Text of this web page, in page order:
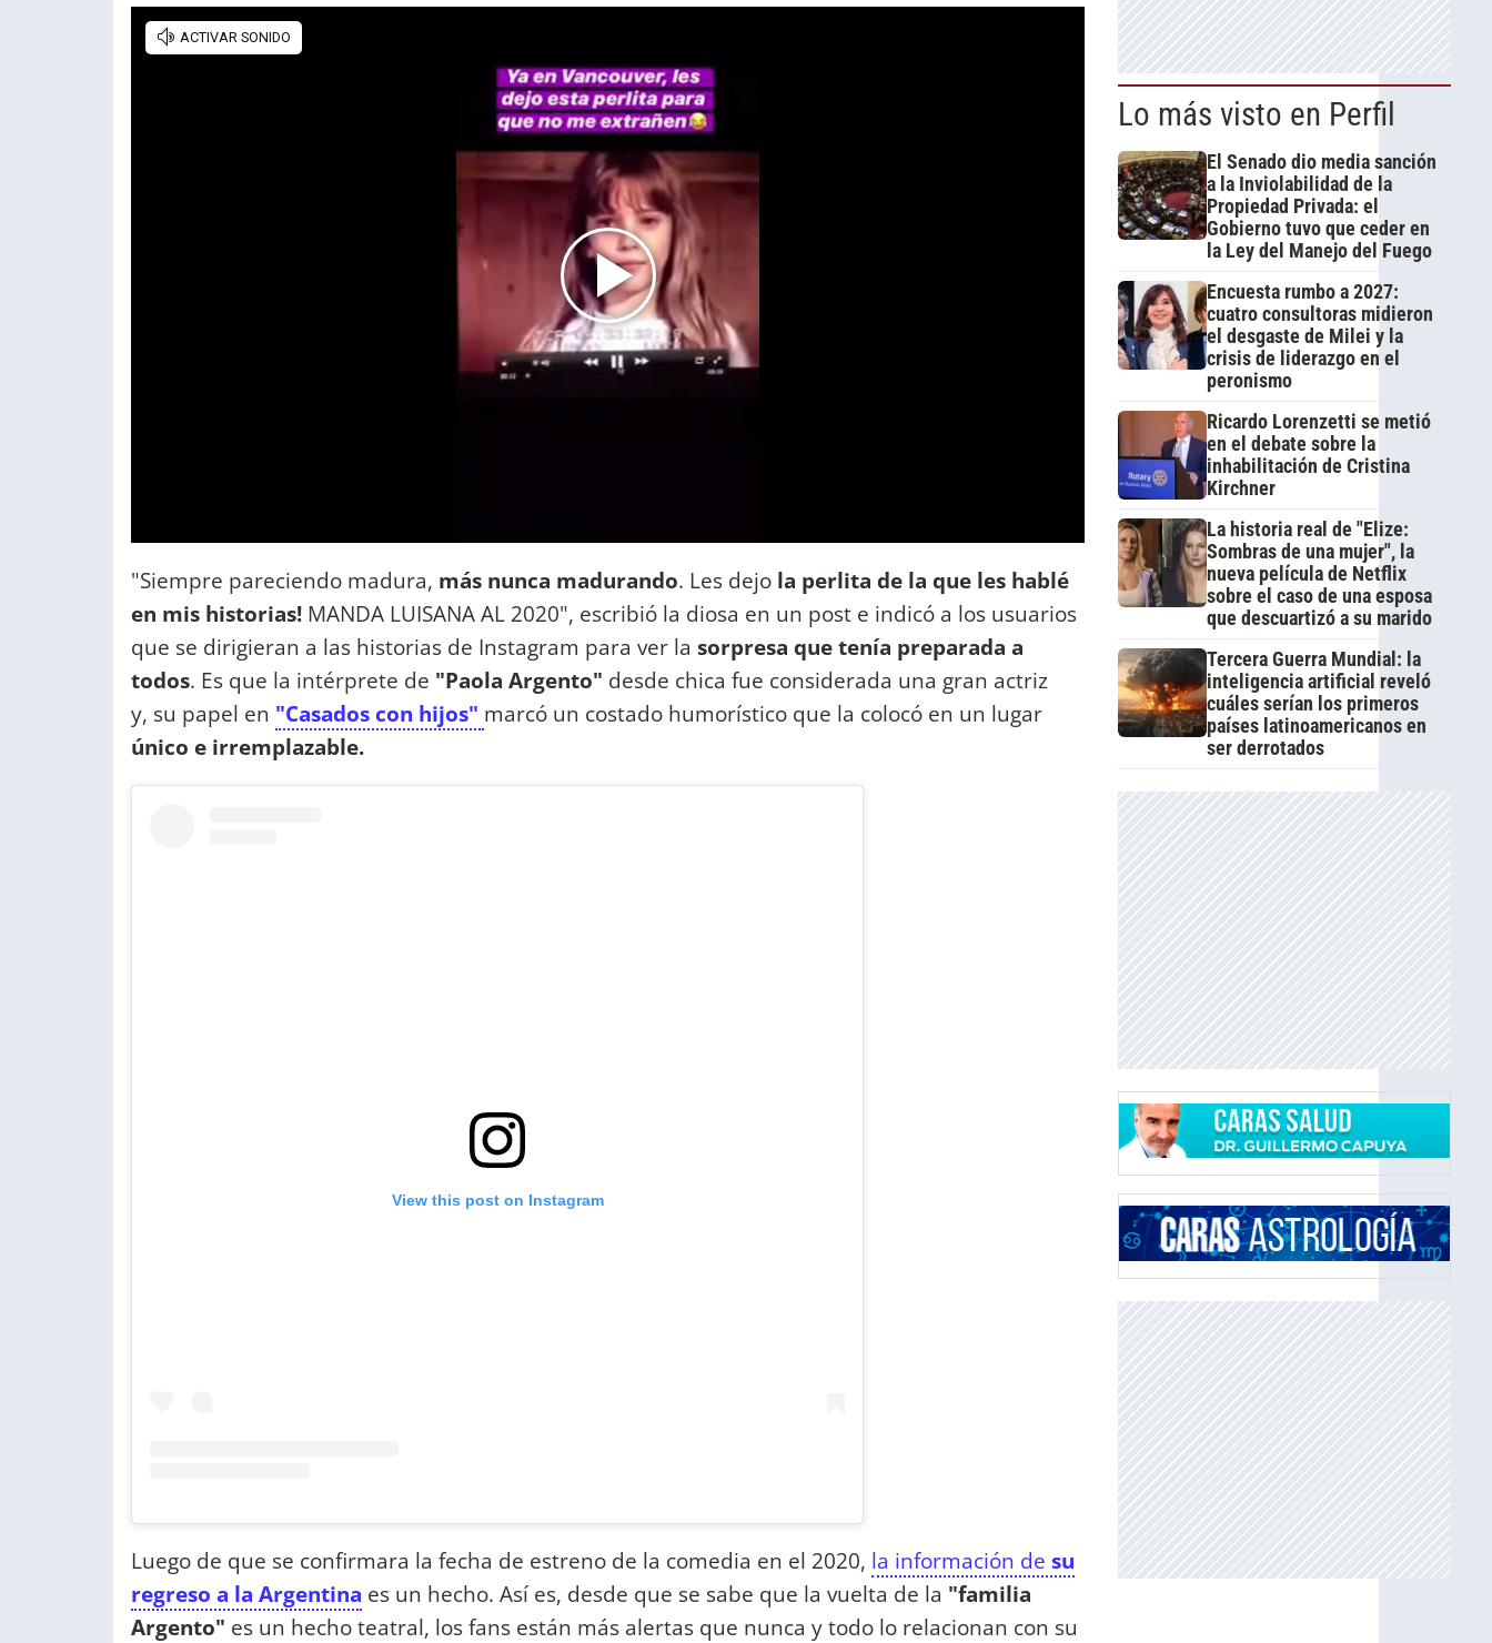
"Siempre pareciendo madura, más nunca madurando. Les dejo la perlita de la que les hablé
en mis historias! MANDA LUISANA AL 2020", escribió la diosa en un post e indicó a los usuarios
que se dirigieran a las historias de Instagram para ver la sorpresa que tenía preparada a
todos. Es que la intérprete de "Paola Argento" desde chica fue considerada una gran actriz
y, su papel en "Casados con hijos" marcó un costado humorístico que la colocó en un lugar
único e irremplazable.
View this post on Instagram
Luego de que se confirmara la fecha de estreno de la comedia en el 2020, la información de su
regreso a la Argentina es un hecho. Así es, desde que se sabe que la vuelta de la "familia
Argento" es un hecho teatral, los fans están más alertas que nunca y todo lo relacionan con su
Lo más visto en Perfil
El Senado dio media sanción
a la Inviolabilidad de la
Propiedad Privada: el
Gobierno tuvo que ceder en
la Ley del Manejo del Fuego
Encuesta rumbo a 2027:
cuatro consultoras midieron
el desgaste de Milei y la
crisis de liderazgo en el
peronismo
Ricardo Lorenzetti se metió
en el debate sobre la
inhabilitación de Cristina
Kirchner
La historia real de "Elize:
Sombras de una mujer", la
nueva película de Netflix
sobre el caso de una esposa
que descuartizó a su marido
Tercera Guerra Mundial: la
inteligencia artificial reveló
cuáles serían los primeros
países latinoamericanos en
ser derrotados